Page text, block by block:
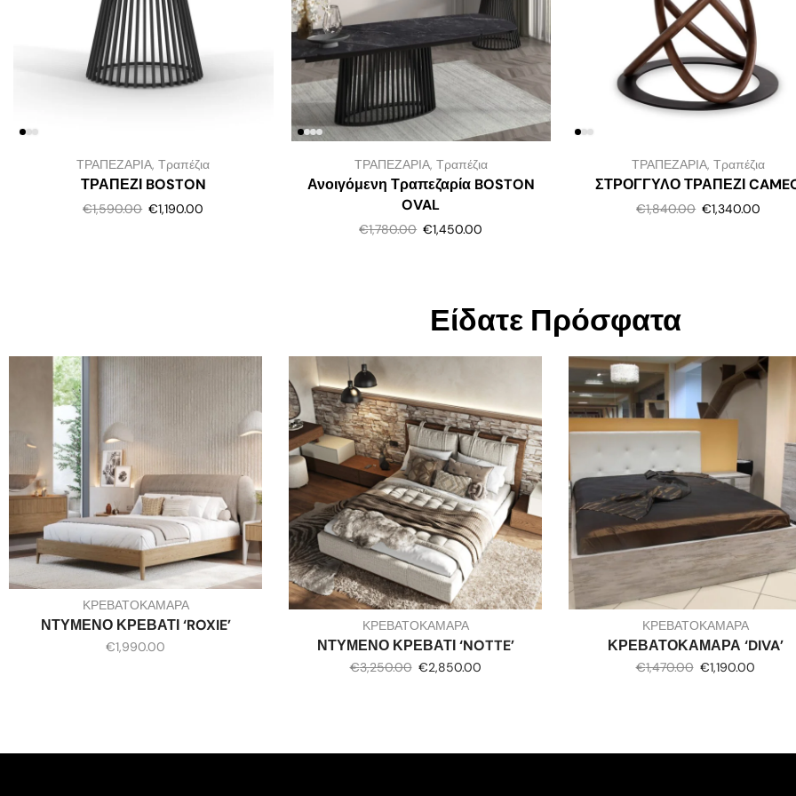
ΤΡΑΠΕΖΑΡΙΑ,Τραπέζια
ΤΡΑΠΕΖΙ BOSTON
€1,590.00 €1,190.00
ΤΡΑΠΕΖΑΡΙΑ, Τραπέζια
Ανοιγόμενη Τραπεζαρία BOSTON
OVAL
€1,780.00 €1,450.00
ΤΡΑΠΕΖΑΡΙΑ,Τραπέζια
ΣΤΡΟΓΓΥΛΟ ΤΡΑΠΕΖΙ
€1,840.00 €1,340.00
Είδατε Πρόσφατα
ΚΡΕΒΑΤΟΚΑΜΑΡΑ
ΝΤΥΜΕΝΟ ΚΡΕΒΑΤΙ ‘ROXIE’
€1,990.00
ΚΡΕΒΑΤΟΚΑΜΑΡΑ
ΝΤΥΜΕΝΟ ΚΡΕΒΑΤΙ ‘NOTTE’
€3,250.00 €2,850.00
ΚΡΕΒΑΤΟΚΑΜΑΡΑ
ΚΡΕΒΑΤΟΚΑΜΑΡΑ ‘DIVA’
€1,470.00 €1,190.00